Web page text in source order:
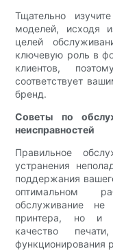
Тщательно
моделей, исходя
целей
ключевую роль в
клиентов,
соответствует
бренд.
Советы по
неисправностей
Правильное
устранения
поддержания
оптимальном
обслуживание
принтера, но и
качество
функционирования